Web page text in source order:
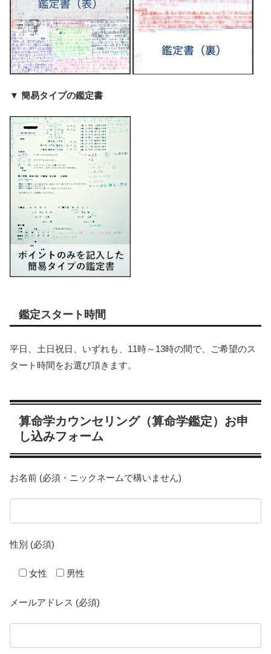
▼ 簡易タイプの鑑定書
鑑定スタート時間
平日、土日祝日、いずれも、11時～13時の間で、ご希望のス
タート時間をお選び頂きます。
算命学カウンセリング（算命学鑑定）お申
し込みフォーム
お名前 (必須・ニックネームで構いません)
性別 (必須)
女性 男性
メールアドレス (必須)